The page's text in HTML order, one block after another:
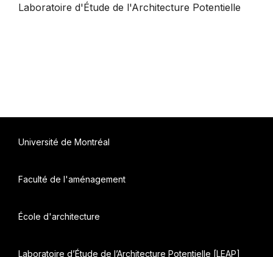
Laboratoire d'Étude de l'Architecture Potentielle
Université de Montréal
Faculté de l'aménagement
École d'architecture
Laboratoire d’Étude de l’Architecture Potentielle [LEAP]